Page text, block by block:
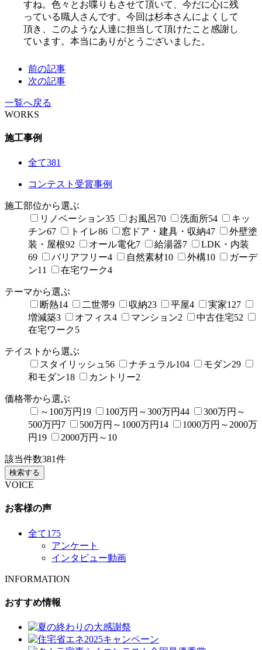
すね。色々とお喋りもさせて頂いて、今だに心に残
っている職人さんです。今回は杉本さんによくして
頂き、このような人達に担当して頂けたこと感謝し
ています。本当にありがとうございました。
前の記事
次の記事
一覧へ戻る
WORKS
施工事例
全て381
コンテスト受賞事例
施工部位から選ぶ
リノベーション35 お風呂70 洗面所54
キッ
チン67 トイレ86 窓ドア・建具・収納47
外壁塗
装・屋根92 オール電化7 給湯器7
LDK・内装
69
バリアフリー4 自然素材10 外構10
ガーデ
ン11 在宅ワーク4
テーマから選ぶ
断熱14 二世帯9 収納23 平屋4 実家127
増減築3 オフィス4 マンション2 中古住宅52
在宅ワーク5
テイストから選ぶ
スタイリッシュ 56 ナチュラル104 モダン29
和モダン18 カントリー2
価格帯から選ぶ
～100万円 19 100万円～300万円44
300万円～
500万円 7 500万円～1000万円 14
1000万円～2000万
円 19 2000万円～ 10
該当件数381件
検索する
VOICE
お客様の声
全て175
アンケート
インタビュー動画
INFORMATION
おすすめ情報